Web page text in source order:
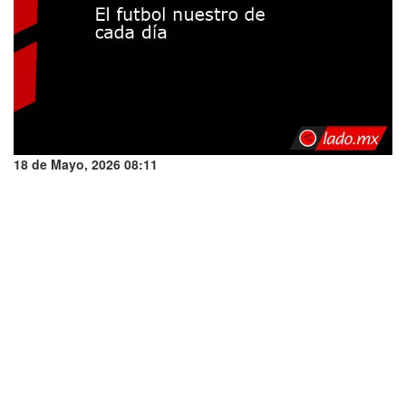
18 de Mayo, 2026 08:11